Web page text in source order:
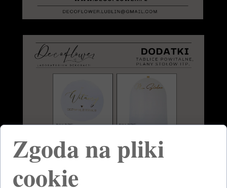
Zgoda na pliki
cookie